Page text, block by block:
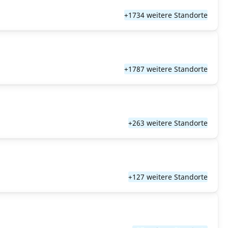
+1734 weitere Standorte
+1787 weitere Standorte
+263 weitere Standorte
+127 weitere Standorte